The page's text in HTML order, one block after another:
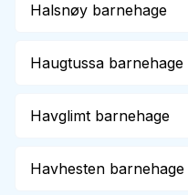
Halsnøy barnehage
Haugtussa barnehage
Havglimt barnehage
Havhesten barnehage